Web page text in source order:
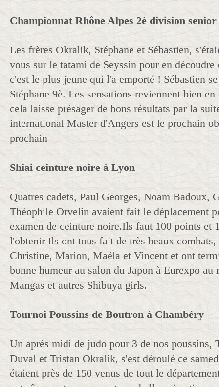
Championnat Rhône Alpes 2è division senior
Les frères Okralik, Stéphane et Sébastien,
vous sur le tatami de Seyssin pour en
c'est le plus jeune qui l'a emporté ! Sébastien
Stéphane 9è. Les sensations reviennent bien
cela laisse présager de bons résultats par la
international Master d'Angers est le prochain
prochain
Shiai ceinture noire à Lyon
Quatres cadets, Paul Georges, Noam Badoux,
Théophile Orvelin avaient fait le déplacement
examen de ceinture noire.Ils faut 100 points et
l'obtenir Ils ont tous fait de très beaux combats,
Christine, Marion, Maëla et Vincent et ont
bonne humeur au salon du Japon à Eurexpo
Mangas et autres Shibuya girls.
Tournoi Poussins de Boutron à Chambéry
Un après midi de judo pour 3 de nos poussins,
Duval et Tristan Okralik, s'est déroulé ce
étaient près de 150 venus de tout le